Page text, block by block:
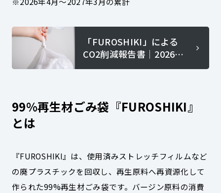
「FUROSHIKI」による
CO2削減報告書│2026年
6月度はこちら
99%再生材ごみ袋『FUROSHIKI』
とは
『FUROSHIKI』は、使用済みストレッチフィルムなど
の廃プラスチックを回収し、再生原料へ再資源化して
作られた99%再生材ごみ袋です。バージン原料の消費